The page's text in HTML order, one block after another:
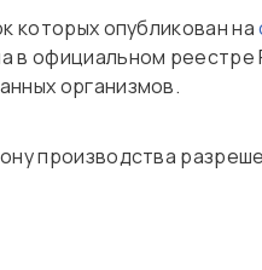
которых опубликован на
в официальном реестре
организмов.
производства